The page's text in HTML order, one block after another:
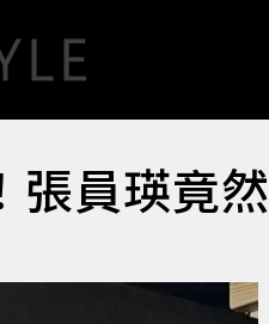
張員瑛竟然